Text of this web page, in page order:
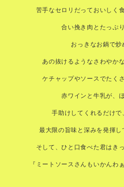
苦手なセロリだっておいしく
合い挽き肉とたっぷ
おっきなお鍋で炒
あの抜けるようなさわやか
ケチャップやソースでたく
赤ワインと牛乳が、
手助けしてくれるだけ
最大限の旨味と深みを発揮し
そして、ひと口食べた君はき
『ミートソースさんもいかんわ